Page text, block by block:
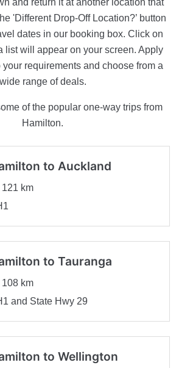
and return it at another location that
'Different Drop-Off Location?’ button
dates in our booking box. Click on
list will appear on your screen. Apply
requirements and choose from a
wide range of deals.
of the popular one-way trips from
Hamilton.
to Auckland
121 km
to Tauranga
108 km
and State Hwy 29
to Wellington